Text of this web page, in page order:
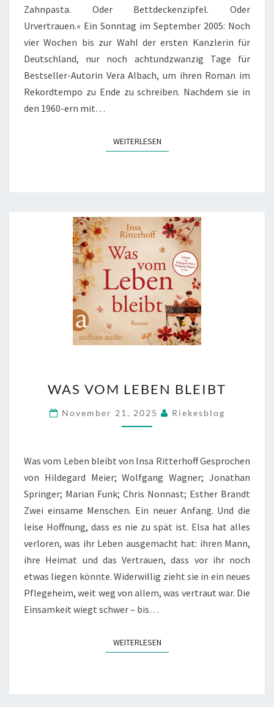
Zahnpasta. Oder Bettdeckenzipfel. Oder
Urvertrauen.« Ein Sonntag im September 2005: Noch
vier Wochen bis zur Wahl der ersten Kanzlerin für
Deutschland, nur noch achtundzwanzig Tage für
Bestseller-Autorin Vera Albach, um ihren Roman im
Rekordtempo zu Ende zu schreiben. Nachdem sie in
den 1960-ern mit…
WEITERLESENWEITERLESEN
VOM
LEBEN
BLEIBT
WAS VOM LEBEN BLEIBT
November 21, 2025 Riekesblog
Was vom Leben bleibt von Insa Ritterhoff Gesprochen
von Hildegard Meier; Wolfgang Wagner; Jonathan
Springer; Marian Funk; Chris Nonnast; Esther Brandt
Zwei einsame Menschen. Ein neuer Anfang. Und die
leise Hoffnung, dass es nie zu spät ist. Elsa hat alles
verloren, was ihr Leben ausgemacht hat: ihren Mann,
ihre Heimat und das Vertrauen, dass vor ihr noch
etwas liegen könnte. Widerwillig zieht sie in ein neues
Pflegeheim, weit weg von allem, was vertraut war. Die
Einsamkeit wiegt schwer – bis…
WEITERLESENWEITERLESEN